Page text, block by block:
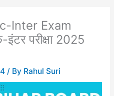
Inter Exam
परीक्षा 2025
/ By Rahul Suri